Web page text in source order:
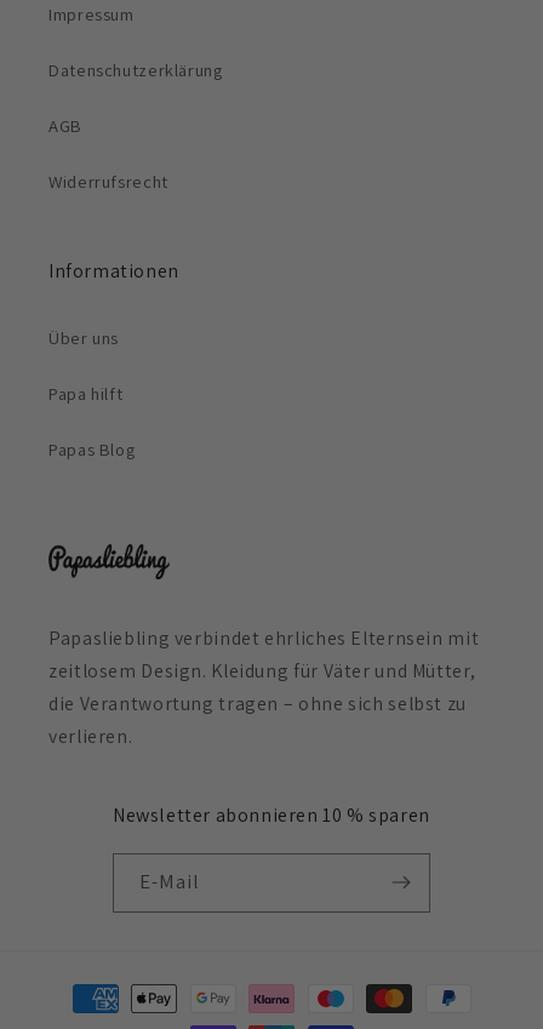
Impressum
Datenschutzerklärung
AGB
Widerrufsrecht
Informationen
Über uns
Papa hilft
Papas Blog
Papasliebling verbindet ehrliches Elternsein mit
zeitlosem Design. Kleidung für Väter und Mütter,
die Verantwortung tragen – ohne sich selbst zu
verlieren.
Newsletter abonnieren 10 % sparen
E-Mail
Zahlungsmethoden